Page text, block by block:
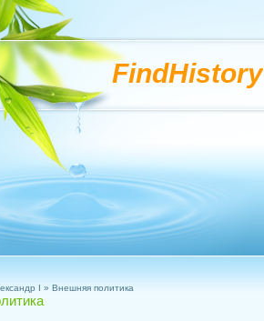
FindHistory
I » Внешняя политика